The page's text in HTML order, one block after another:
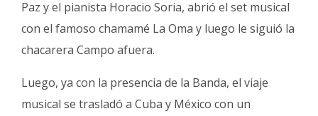
Paz y el pianista Horacio Soria, abrió el set musical
con el famoso chamamé La Oma y luego le siguió la
chacarera Campo afuera.
Luego, ya con la presencia de la Banda, el viaje
musical se trasladó a Cuba y México con un